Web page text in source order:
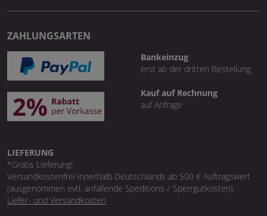
ZAHLUNGSARTEN
Bankeinzug
erst ab der dritten Bestellung
Kauf auf Rechnung
auf Anfrage
LIEFERUNG
*Gratis Lieferung!
Versandkostenfrei innerhalb Deutschlands ab 500 € Auftragswert
(ausgenommen evtl. anfallende Speditions-/ Sperrgutkosten).
Liefer- und Versandkosten